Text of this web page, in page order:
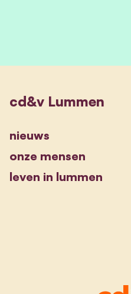
cd&v Lummen
nieuws
onze mensen
leven in lummen